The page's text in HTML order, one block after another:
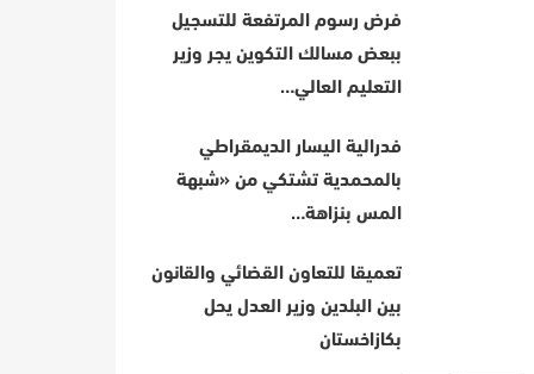
فرض رسوم المرتفعة للتسجيل
ببعض مسالك التكوين يجر وزير
التعليم العالي…
فدرالية اليسار الديمقراطي
بالمحمدية تشتكي من «شبهة
المس بنزاهة…
تعميقا للتعاون القضائي والقانون
بين البلدين وزير العدل يحل
بكازاخستان